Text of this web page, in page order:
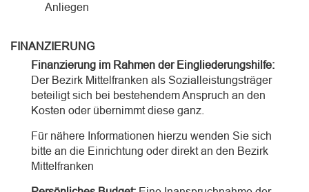
Anliegen
FINANZIERUNG
Finanzierung im Rahmen der Eingliederungshilfe:
Der Bezirk Mittelfranken als Sozialleistungsträger
beteiligt sich bei bestehendem Anspruch an den
Kosten oder übernimmt diese ganz.
Für nähere Informationen hierzu wenden Sie sich
bitte an die Einrichtung oder direkt an den Bezirk
Mittelfranken